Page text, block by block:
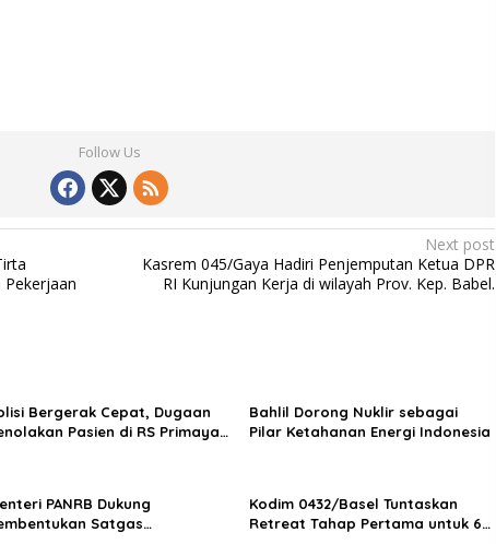
Follow Us
Pekerjaan
Next post
Kasrem 045/Gaya Hadiri Penjemputan Ketua DPR
RI Kunjungan Kerja di wilayah Prov. Kep. Babel.
Bergerak Cepat, Dugaan
Pasien di RS Primaya
Bahlil Dorong Nuklir sebagai
Pilar Ketahanan Energi Indonesia
PANRB Dukung
Satgas
Kodim 0432/Basel Tuntaskan
Retreat Tahap Pertama untuk 67